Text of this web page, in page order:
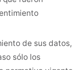
de sus datos,
sólo los